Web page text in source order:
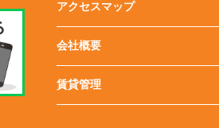
アクセスマップ
会社概要
賃貸管理